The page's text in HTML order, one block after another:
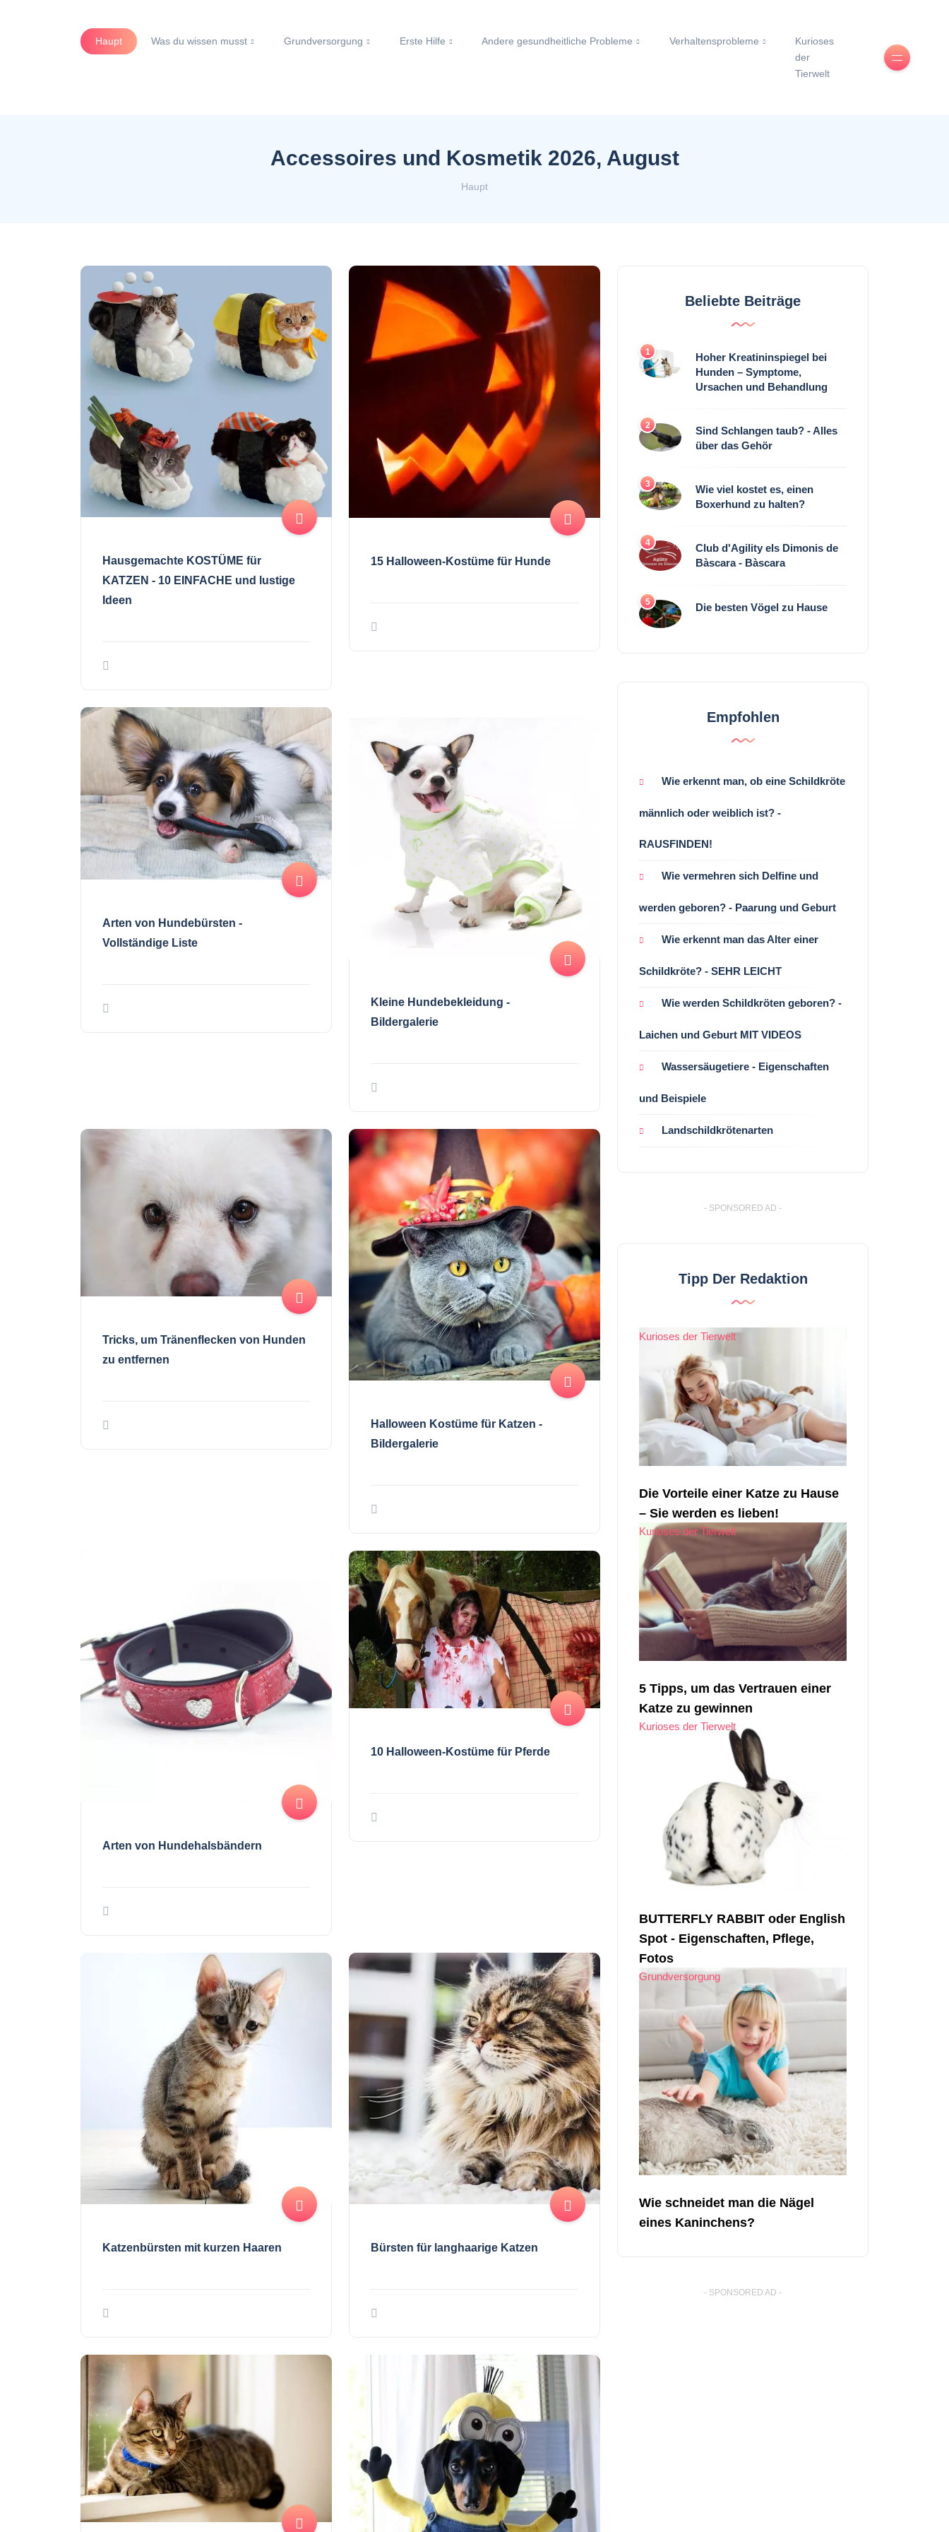
Haupt Was du wissen musst Grundversorgung Erste Hilfe Andere gesundheitliche Probleme Verhaltensprobleme
Kurioses
der
Tierwelt
Accessoires und Kosmetik 2026, August
Haupt
Hausgemachte KOSTÜME für
KATZEN - 10 EINFACHE und lustige
Ideen
15 Halloween-Kostüme für Hunde
Arten von Hundebürsten -
Vollständige Liste
Kleine Hundebekleidung -
Bildergalerie
Tricks, um Tränenflecken von Hunden
zu entfernen
Halloween Kostüme für Katzen -
Bildergalerie
Arten von Hundehalsbändern
10 Halloween-Kostüme für Pferde
Katzenbürsten mit kurzen Haaren Bürsten für langhaarige Katzen
Beliebte Beiträge
1
Hoher Kreatininspiegel bei
Hunden – Symptome,
Ursachen und Behandlung
2
Sind Schlangen taub? - Alles
über das Gehör
3
Wie viel kostet es, einen
Boxerhund zu halten?
4
Club d'Agility els Dimonis de
Bàscara - Bàscara
5 Die besten Vögel zu Hause
Empfohlen
Wie erkennt man, ob eine Schildkröte
männlich oder weiblich ist? -
RAUSFINDEN!
Wie vermehren sich Delfine und
werden geboren? - Paarung und Geburt
Wie erkennt man das Alter einer
Schildkröte? - SEHR LEICHT
Wie werden Schildkröten geboren? -
Laichen und Geburt MIT VIDEOS
Wassersäugetiere - Eigenschaften
und Beispiele
Landschildkrötenarten
- SPONSORED AD -
Tipp Der Redaktion
Kurioses der Tierwelt
Die Vorteile einer Katze zu Hause
– Sie werden es lieben!
Kurioses der Tierwelt
5 Tipps, um das Vertrauen einer
Katze zu gewinnen
Kurioses der Tierwelt
BUTTERFLY RABBIT oder English
Spot - Eigenschaften, Pflege,
Fotos
Grundversorgung
Wie schneidet man die Nägel
eines Kaninchens?
- SPONSORED AD -